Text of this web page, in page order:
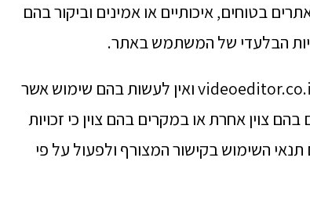
בטוחים, איכותיים או אמינים וביקור בהם
הבלעדי של המשתמש באתר.
התכנים המוצעים באתר הינם בבעלותם הבלעדית של videoeditor.co.il ואין לעשות בהם שימוש אשר
סעיף 3) למעט במקרים בהם צוין אחרת או במקרים בהם צוין כי זכויות
תנאי השימוש בקישור המצורף ולפעול על פי